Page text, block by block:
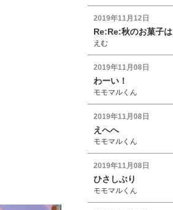
2019年11月12日
Re:Re:秋のお菓子は
えむ
2019年11月08日
わーい！
モモマルくん
2019年11月08日
えへへ
モモマルくん
2019年11月08日
ひさしぶり
モモマルくん